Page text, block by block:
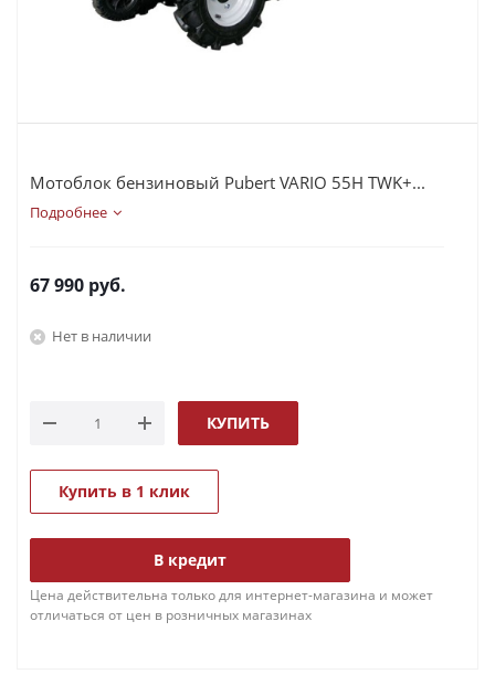
Мотоблок бензиновый Pubert VARIO 55H TWK+...
Подробнее
67 990 руб.
Нет в наличии
КУПИТЬ
Купить в 1 клик
В кредит
Цена действительна только для интернет-магазина и может
отличаться от цен в розничных магазинах